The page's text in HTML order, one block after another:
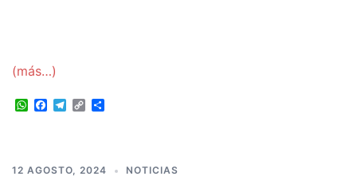
(más…)
WhatsApp
Facebook
Telegram
Copy
12 AGOSTO, 2024 NOTICIAS